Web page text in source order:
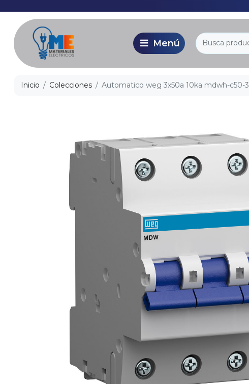
Inicio Colecciones Automatico weg 3x50a 10ka mdwh-c50-3